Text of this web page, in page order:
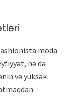
moda
nə də
və yüksək